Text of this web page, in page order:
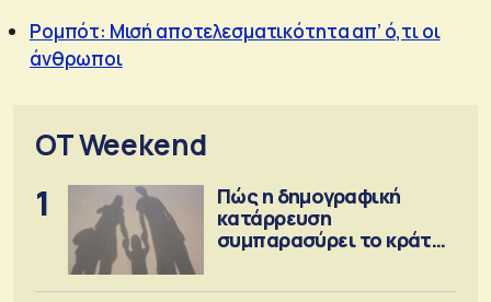
Ρομπότ: Μισή αποτελεσματικότητα απ’ ό,τι οι
άνθρωποι
OT Weekend
1
Πώς η δημογραφική
κατάρρευση
συμπαρασύρει το κράτος